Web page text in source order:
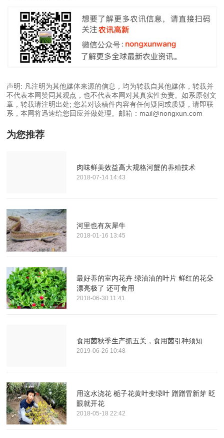
声明: 凡注明为其他媒体来源的信息，均为转载自其他媒体，转载并
不代表本网赞同其观点，也不代表本网对其真实性负责。如系原创文
章，转载请注明出处; 您若对该稿件内容有任何疑问或质疑，请即联
系，本网将迅速给您回应并做处理。邮箱：mail@nongxun.com
为您推荐
肉味鲜美效益高大规格河蟹的养殖技术
2018-07-14 14:43
河里也有灰犀牛
2018-01-16 13:45
最好养的室内花卉 绿油油的叶片 鲜红的花朵
漂亮极了 还可食用
2018-06-30 11:41
食用菌秋季生产抓五关，食用菌引种须知
2019-06-26 10:48
用这水浇花 栀子花黄叶变绿叶 蹭蹭冒新芽 眨
眼就开花
2018-05-18 22:42